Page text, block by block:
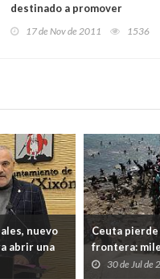
destinado a promover
consumo con hábitos más
17 de Nov de 2011 1536
nuevo
abrir una
con
Ceuta
frontera:
desbordan el
30 de Jul de